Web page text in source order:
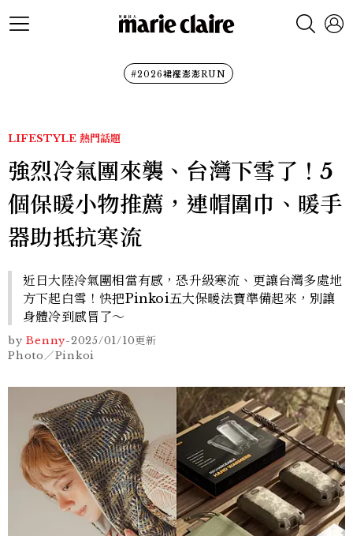
#2026裙襬澎澎RUN
LIFESTYLE 熱門話題
強烈冷氣團來襲、台灣下雪了！5
個保暖小物推薦，連帽圍巾、暖手
器助抵抗寒流
近日大陸冷氣團相當有感，恐升級寒流、更讓台灣多處地
方下起白雪！快把Pinkoi五大保暖法寶準備起來，別讓
身體冷到感冒了～
by Benny-2025/01/10更新
Photo／Pinkoi